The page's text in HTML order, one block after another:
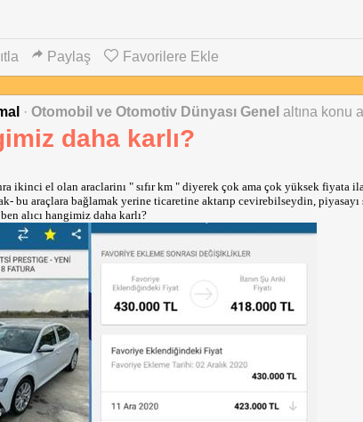
Paylaş Favorilere Ekle
· Otomobil ve Otomotiv Dünyası Genel altına konu
daha karlı?
ikinci el olan araclarinı " sıfır km " diyerek çok ama çok yüksek
bu araçlara bağlamak yerine ticaretine aktarıp cevirebilseydin, piyasayı
alıcı hangimiz daha karlı?